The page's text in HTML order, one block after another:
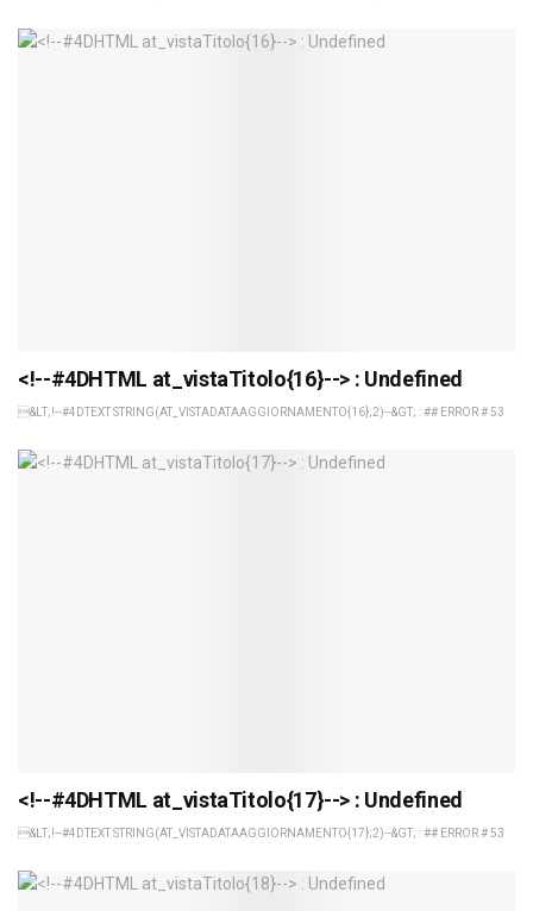
<!--#4DHTML at_vistaTitolo{16}--> : Undefined
&LT;!--#4DTEXT STRING(AT_VISTADATAAGGIORNAMENTO{16};2)--&GT; : ## ERROR # 53
<!--#4DHTML at_vistaTitolo{17}--> : Undefined
&LT;!--#4DTEXT STRING(AT_VISTADATAAGGIORNAMENTO{17};2)--&GT; : ## ERROR # 53